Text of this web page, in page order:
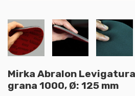
Mirka Abralon
grana 1000, Ø: 125 mm